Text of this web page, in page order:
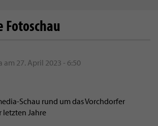
am 27. April 2023 - 6:50
Schau rund um das Vorchdorfer
letzten Jahre